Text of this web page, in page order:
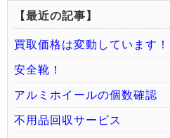
【最近の記事】
買取価格は変動しています！
安全靴！
アルミホイールの個数確認
不用品回収サービス